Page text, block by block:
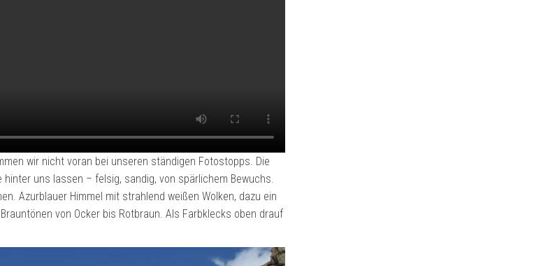
wir nicht voran bei unseren ständigen Fotostopps. Die
uns lassen – felsig, sandig, von spärlichem Bewuchs.
Azurblauer Himmel mit strahlend weißen Wolken, dazu ein
von Ocker bis Rotbraun. Als Farbklecks oben drauf